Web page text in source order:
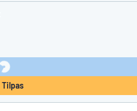
Tilpas